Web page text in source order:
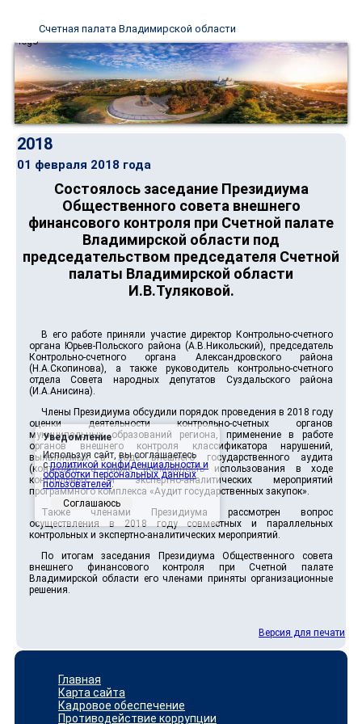
Счетная палата Владимирской области
2018
01 февраля 2018 года
Состоялось заседание Президиума
Общественного совета внешнего
финансового контроля при Счетной палате
Владимирской области под
председательством председателя Счетной
палаты Владимирской области
И.В.Туляковой.
В его работе приняли участие директор Контрольно-счетного
органа Юрьев-Польского района (А.В.Никольский), председатель
Контрольно-счетного органа Александровского района
(Н.А.Скопинова), а также руководитель контрольно-счетного
отдела Совета народных депутатов Суздальского района
(И.А.Анисина).
Члены Президиума обсудили порядок проведения в 2018 году
оценки деятельности контрольно-счетных органов
муниципальных образований региона, применение в работе
органов внешнего контроля классификатора нарушений,
выявляемых в ходе внешнего государственного аудита
(контроля), а также возможность использования в ходе
контрольных и экспертно-аналитических мероприятий
программного комплекса «Аудит государственных закупок».
Также членами Президиума рассмотрен вопрос
осуществления в 2018 году совместных и параллельных
контрольных и экспертно-аналитических мероприятий.
По итогам заседания Президиума Общественного совета
внешнего финансового контроля при Счетной палате
Владимирской области его членами приняты организационные
решения.
Версия для печати
Главная
Карта сайта
Кадровое обеспечение
Противодействие коррупции
Уведомление
Используя сайт, вы соглашаетесь
сполитикой конфиденциальности и
обработки персональных данных
пользователей.
Соглашаюсь